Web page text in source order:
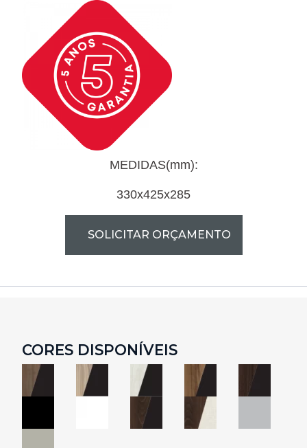
MEDIDAS(mm):
330x425x285
SOLICITAR ORÇAMENTO
CORES DISPONÍVEIS